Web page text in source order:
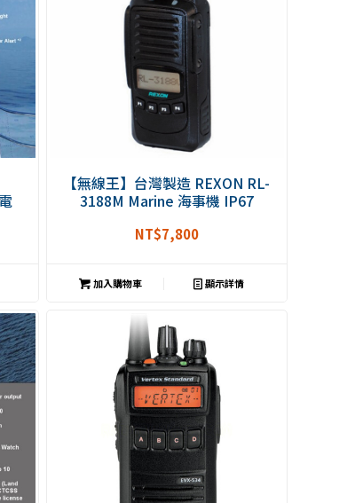
【無線王】台灣製造 REXON RL-
3188M Marine 海事機 IP67
NT$7,800
加入購物車 顯示詳情